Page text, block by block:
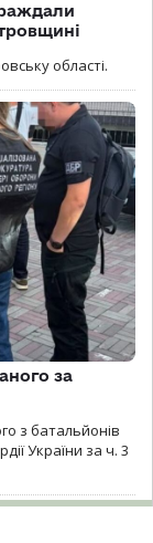
області.
за
з батальйонів
України за ч. 3